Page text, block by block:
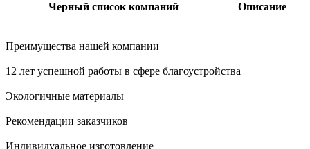
Черный список компаний Описание
Преимущества нашей компании
12 лет успешной работы в сфере благоустройства
Экологичные материалы
Рекомендации заказчиков
Индивидуальное изготовление